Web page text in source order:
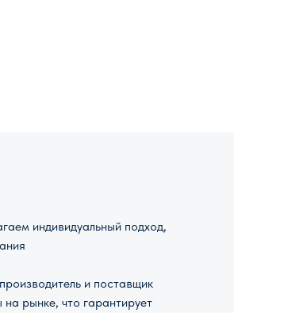
индивидуальный подход,
и поставщик
рынке, что гарантирует